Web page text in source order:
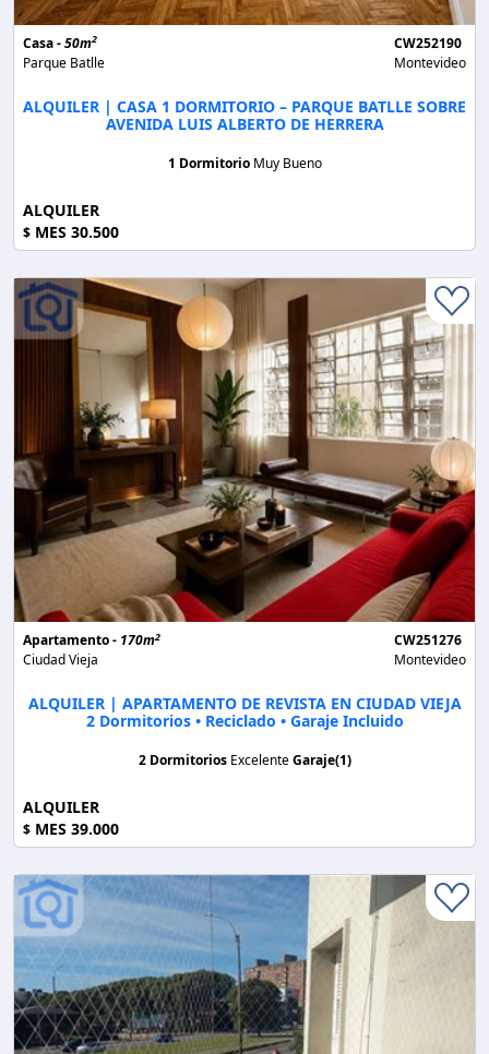
Casa -50m2
Parque Batlle
CW252190
Montevideo
ALQUILER | CASA 1 DORMITORIO – PARQUE BATLLE SOBRE
AVENIDA LUIS ALBERTO DE HERRERA
1 Dormitorio Muy Bueno
ALQUILER
$ MES 30.500
Apartamento - 170m2
Ciudad Vieja
CW251276
Montevideo
ALQUILER | APARTAMENTO DE REVISTA EN CIUDAD VIEJA
2 Dormitorios • Reciclado • Garaje Incluido
2 Dormitorios ExcelenteGaraje(1)
ALQUILER
$ MES 39.000